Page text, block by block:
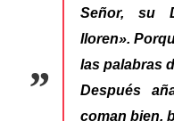
Señor, su
lloren».
las palabras
Después
coman bien,